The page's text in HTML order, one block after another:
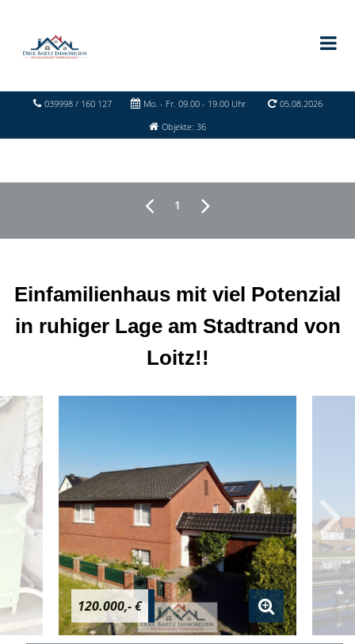
039998 / 160 127 Mo. - Fr. 09.00 - 19.00 Uhr
05.08.2026
Objekte: 36
1
Einfamilienhaus mit viel Potenzial
in ruhiger Lage am Stadtrand von
Loitz!!
120.000,- €